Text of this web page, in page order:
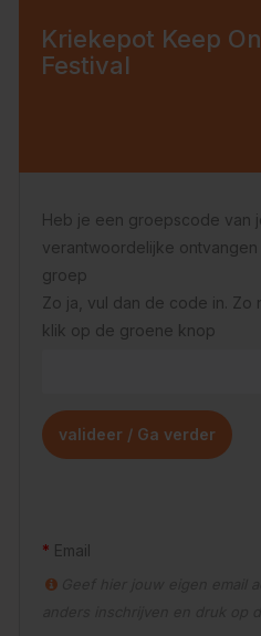
Kriekepot Keep
Festival
Heb je een groepscode van
verantwoordelijke
groep
Zo ja, vul dan de code in. Zo
klik op de groene knop
Email